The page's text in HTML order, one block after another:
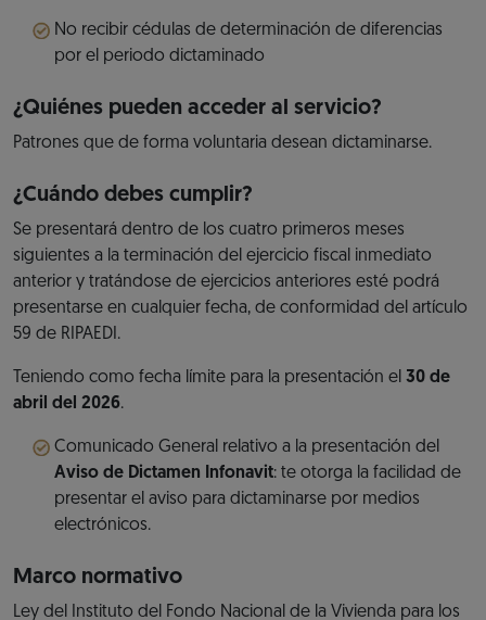
No recibir cédulas de determinación de diferencias
por el periodo dictaminado
¿Quiénes pueden acceder al servicio?
Patrones que de forma voluntaria desean dictaminarse.
¿Cuándo debes cumplir?
Se presentará dentro de los cuatro primeros meses
siguientes a la terminación del ejercicio fiscal inmediato
anterior y tratándose de ejercicios anteriores esté podrá
presentarse en cualquier fecha, de conformidad del artículo
59 de RIPAEDI.
Teniendo como fecha límite para la presentación el 30 de
abril del 2026.
Comunicado General relativo a la presentación del
Aviso de Dictamen Infonavit: te otorga la facilidad de
presentar el aviso para dictaminarse por medios
electrónicos.
Marco normativo
Ley del Instituto del Fondo Nacional de la Vivienda para los